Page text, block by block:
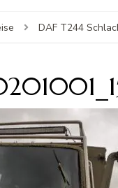
DAF T244